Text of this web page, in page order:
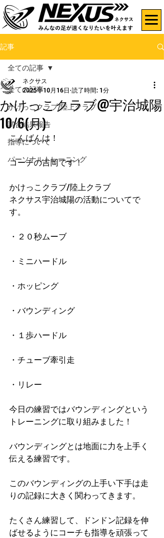
記事
全ての記事
かけっこクラブ/陸上クラブ
試合結果報告
指導について
パーソナルトレーニング
全ての記事
かけっこクラブ@宇治城陽
10/6(月)
ネクサス
2025年10月16日 読了時間: 1分
こんばんは！
コーチの吉岡です！
かけっこクラブ/陸上クラブ
ネクサス宇治城陽の活動についてで
す。
・２０秒ムーブ
・ミニハードル
・ホッピング
・バウンディング
・１歩ハードル
・チューブ牽引走
・リレー
今日の練習ではバウンディングという
トレーニングに取り組みました！
バウンディングとは地面に力を上手く
伝える練習です。
このバウンディングの上手い下手は走
りの記録に大きく関わってきます。
たくさん練習して、ドンドン記録を伸
ばせるようにコーチも指導を頑張って